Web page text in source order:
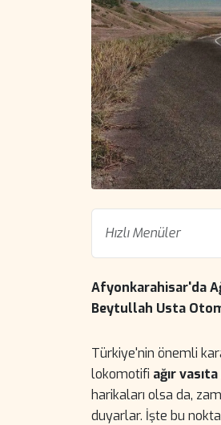
Hızlı Menüler
Afyonkarahisar'da
Beytullah Usta
Türkiye'nin önemli
lokomotifi ağır
harikaları olsa da,
duyarlar. İşte bu